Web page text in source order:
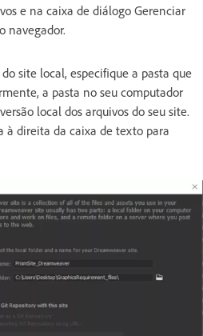
e na caixa de diálogo Gerenciar
navegador.
site local, especifique a pasta que
a pasta no seu computador
local dos arquivos do seu site.
à direita da caixa de texto para